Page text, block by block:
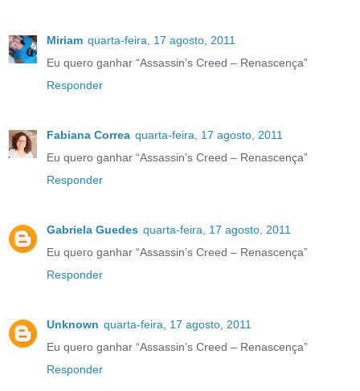
Miriam quarta-feira, 17 agosto, 2011
Eu quero ganhar “Assassin’s Creed – Renascença”
Responder
Fabiana Correa quarta-feira, 17 agosto, 2011
Eu quero ganhar “Assassin’s Creed – Renascença”
Responder
Gabriela Guedes quarta-feira, 17 agosto, 2011
Eu quero ganhar “Assassin’s Creed – Renascença”
Responder
Unknown quarta-feira, 17 agosto, 2011
Eu quero ganhar “Assassin’s Creed – Renascença”
Responder